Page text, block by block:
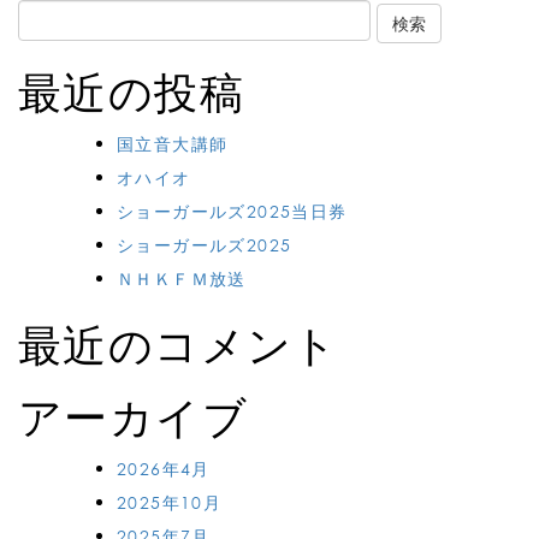
最近の投稿
国立音大講師
オハイオ
ショーガールズ2025当日券
ショーガールズ2025
ＮＨＫＦＭ放送
最近のコメント
アーカイブ
2026年4月
2025年10月